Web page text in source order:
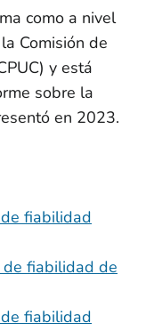
como a nivel
Comisión de
y está
sobre la
en 2023.
fiabilidad
de fiabilidad de
fiabilidad